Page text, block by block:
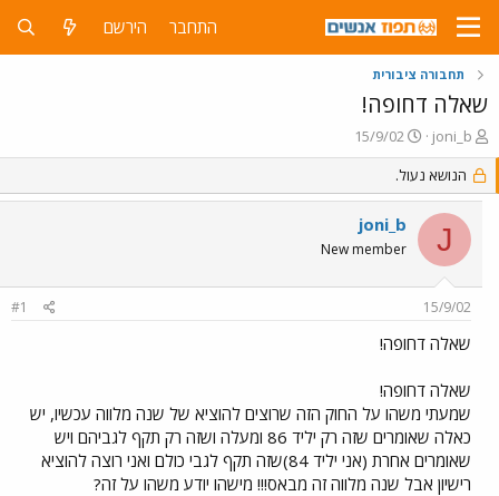
התחבר הירשם
תחבורה ציבורית
שאלה דחופה!
פ
ו
ת
ח
נ
joni_b
פ
ו
ר
ס
ם
ב
ת
ך
15/9/02
הנושא נעול.
J
joni_b
New member
15/9/02
#1
שאלה דחופה!
שאלה דחופה!
שמעתי משהו על החוק הזה שרוצים להוציא של שנה מלווה עכשיו, יש
כאלה שאומרים שזה רק יליד 86 ומעלה ושזה רק תקף לגביהם ויש
שאומרים אחרת (אני יליד 84)שזה תקף לגבי כולם ואני רוצה להוציא
רישיון אבל שנה מלווה זה מבאס!!! מישהו יודע משהו על זה?